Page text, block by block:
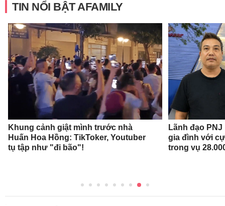
TIN NỔI BẬT AFAMILY
Khung cảnh giật mình trước nhà
Huấn Hoa Hồng: TikToker, Youtuber
tụ tập như "đi bão"!
Lãnh đạo
gia đình với
trong vụ